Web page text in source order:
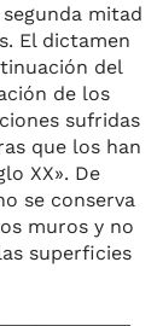
mitad
El dictamen
del
de los
sufridas
que los han
XX». De
se conserva
muros y no
superficies